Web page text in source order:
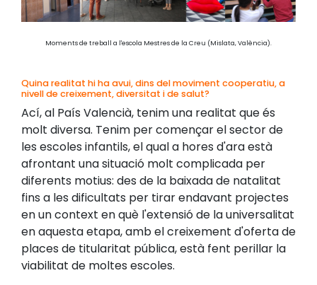
Moments de treball a l'escola Mestres de la Creu (Mislata, València).
Quina realitat hi ha avui, dins del moviment cooperatiu, a
nivell de creixement, diversitat i de salut?
Ací, al País Valencià, tenim una realitat que és
molt diversa. Tenim per començar el sector de
les escoles infantils, el qual a hores d'ara està
afrontant una situació molt complicada per
diferents motius: des de la baixada de natalitat
fins a les dificultats per tirar endavant projectes
en un context en què l'extensió de la universalitat
en aquesta etapa, amb el creixement d'oferta de
places de titularitat pública, està fent perillar la
viabilitat de moltes escoles.